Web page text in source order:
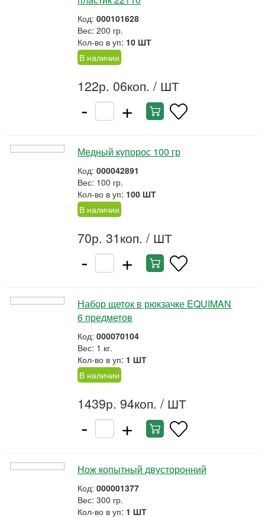
Код: 000101628
Вес: 200 гр.
Кол-во в уп: 10 ШТ
В наличии
122р. 06коп. / ШТ
- +
Медный купорос 100 гр
Код: 000042891
Вес: 100 гр.
Кол-во в уп: 100 ШТ
В наличии
70р. 31коп. / ШТ
- +
Набор щеток в рюкзачке EQUIMAN
6 предметов
Код: 000070104
Вес: 1 кг.
Кол-во в уп: 1 ШТ
В наличии
1439р. 94коп. / ШТ
- +
Нож копытный двусторонний
Код: 000001377
Вес: 300 гр.
Кол-во в уп: 1 ШТ